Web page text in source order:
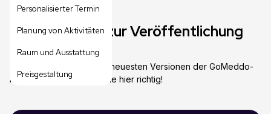
Personalisierter Termin
Planung von Aktivitäten
Raum und Ausstattung
Preisgestaltung
Anmerkungen zur Veröffentlichung
Sie wollen alles über die neuesten Versionen der GoMeddo-
App wissen? Dann sind Sie hier richtig!